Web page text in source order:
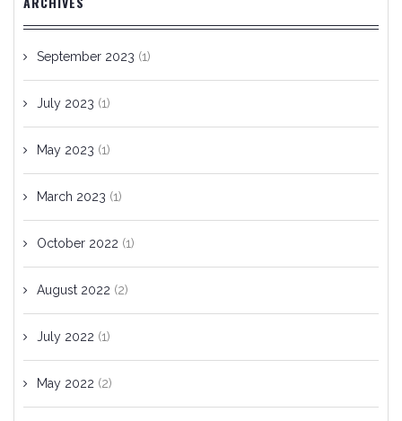
September 2023 (1)
July 2023 (1)
May 2023 (1)
March 2023 (1)
October 2022 (1)
August 2022 (2)
July 2022 (1)
May 2022 (2)